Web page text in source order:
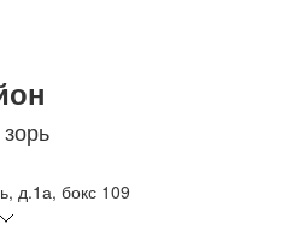
д.1а, бокс 109